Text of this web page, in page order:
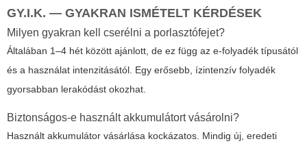
GY.I.K. — GYAKRAN ISMÉTELT KÉRDÉSEK
Milyen gyakran kell cserélni a porlasztófejet?
Általában 1–4 hét között ajánlott, de ez függ az e-folyadék típusától
és a használat intenzitásától. Egy erősebb, ízintenzív folyadék
gyorsabban lerakódást okozhat.
Biztonságos-e használt akkumulátort vásárolni?
Használt akkumulátor vásárlása kockázatos. Mindig új, eredeti